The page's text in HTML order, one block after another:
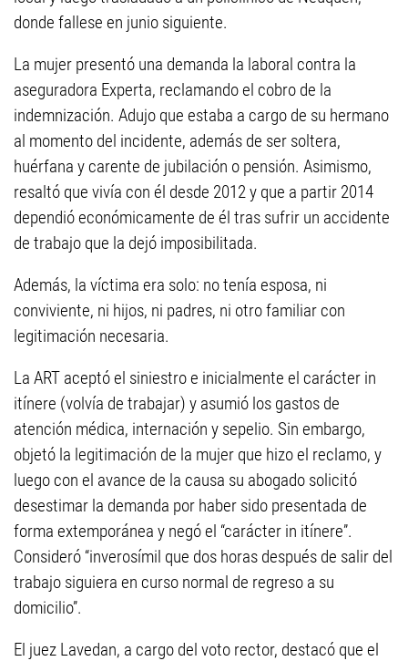
donde fallese en junio siguiente.
La mujer presentó una demanda la laboral contra la
aseguradora Experta, reclamando el cobro de la
indemnización. Adujo que estaba a cargo de su hermano
al momento del incidente, además de ser soltera,
huérfana y carente de jubilación o pensión. Asimismo,
resaltó que vivía con él desde 2012 y que a partir 2014
dependió económicamente de él tras sufrir un accidente
de trabajo que la dejó imposibilitada.
Además, la víctima era solo: no tenía esposa, ni
conviviente, ni hijos, ni padres, ni otro familiar con
legitimación necesaria.
La ART aceptó el siniestro e inicialmente el carácter in
itínere (volvía de trabajar) y asumió los gastos de
atención médica, internación y sepelio. Sin embargo,
objetó la legitimación de la mujer que hizo el reclamo, y
luego con el avance de la causa su abogado solicitó
desestimar la demanda por haber sido presentada de
forma extemporánea y negó el “carácter in itínere”.
Consideró “inverosímil que dos horas después de salir del
trabajo siguiera en curso normal de regreso a su
domicilio”.
El juez Lavedan, a cargo del voto rector, destacó que el